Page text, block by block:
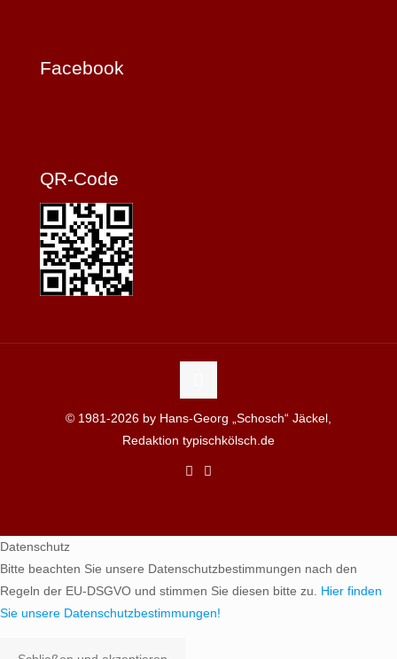
Facebook
QR-Code
© 1981-2026 by Hans-Georg „Schosch“ Jäckel,
Redaktion typischkölsch.de
Datenschutz
Bitte beachten Sie unsere Datenschutzbestimmungen nach den
Regeln der EU-DSGVO und stimmen Sie diesen bitte zu. Hier finden
Sie unsere Datenschutzbestimmungen!